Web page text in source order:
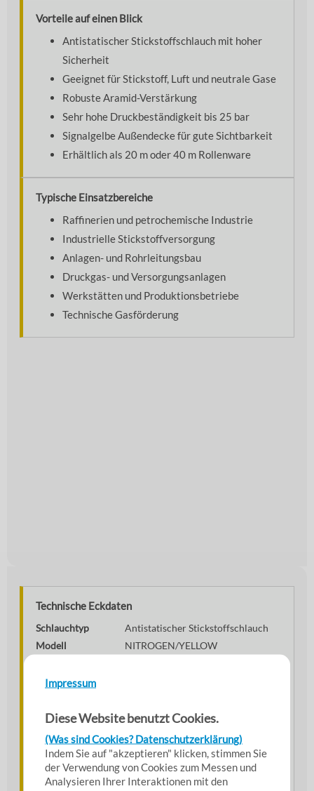
Impressum
Diese Website benutzt Cookies.
(Was sind Cookies? Datenschutzerklärung)
Indem Sie auf "akzeptieren" klicken, stimmen Sie
der Verwendung von Cookies zum Messen und
Analysieren Ihrer Interaktionen mit den
Vorteile auf einen Blick
Antistatischer Stickstoffschlauch mit hoher
Sicherheit
Geeignet für Stickstoff, Luft und neutrale Gase
Robuste Aramid-Verstärkung
Sehr hohe Druckbeständigkeit bis 25 bar
Signalgelbe Außendecke für gute Sichtbarkeit
Erhältlich als 20 m oder 40 m Rollenware
Typische Einsatzbereiche
Raffinerien und petrochemische Industrie
Industrielle Stickstoffversorgung
Anlagen- und Rohrleitungsbau
Druckgas- und Versorgungsanlagen
Werkstätten und Produktionsbetriebe
Technische Gasförderung
Technische Eckdaten
Schlauchtyp
Antistatischer Stickstoffschlauch
Modell
NITROGEN/YELLOW
Innenseele
Verstärkung
Aramid-Einlagen
Antistatik
2 schwarze Längsstreifen (<10⁹ Ω)
Betriebsdruck
25 bar
Prüfdruck
75 bar
Temperaturbereich
-20 °C bis +60 °C